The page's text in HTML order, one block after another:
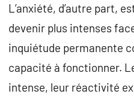
L’anxiété, d’autre part,
devenir plus intenses
inquiétude permanente
capacité à fonctionner.
intense, leur réactivité